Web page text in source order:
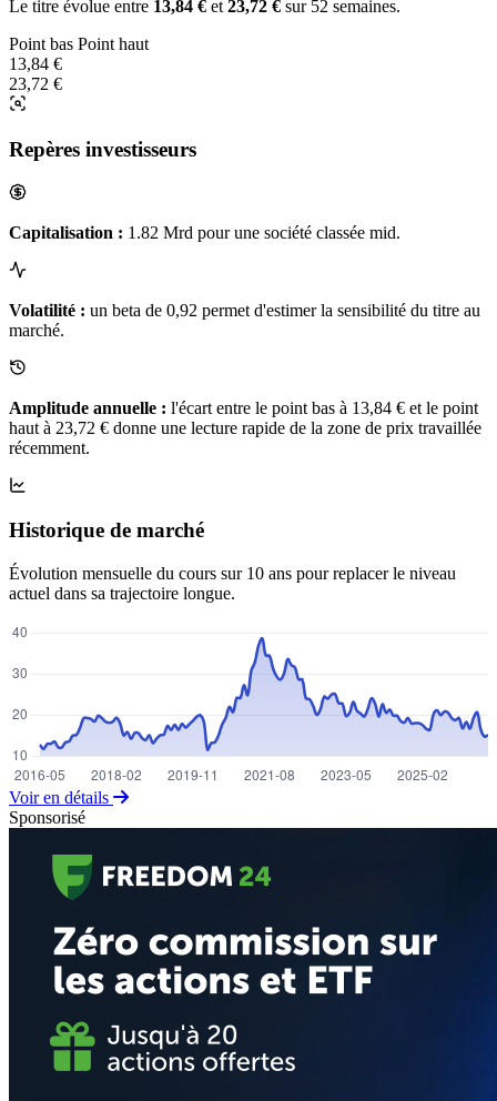
Le titre évolue entre 13,84 € et 23,72 € sur 52 semaines.
Point bas Point haut
13,84 €
23,72 €
Repères investisseurs
Capitalisation : 1.82 Mrd pour une société classée mid.
Volatilité : un beta de 0,92 permet d'estimer la sensibilité du titre au
marché.
Amplitude annuelle : l'écart entre le point bas à 13,84 € et le point
haut à 23,72 € donne une lecture rapide de la zone de prix travaillée
récemment.
Historique de marché
Évolution mensuelle du cours sur 10 ans pour replacer le niveau
actuel dans sa trajectoire longue.
Voir en détails
Sponsorisé